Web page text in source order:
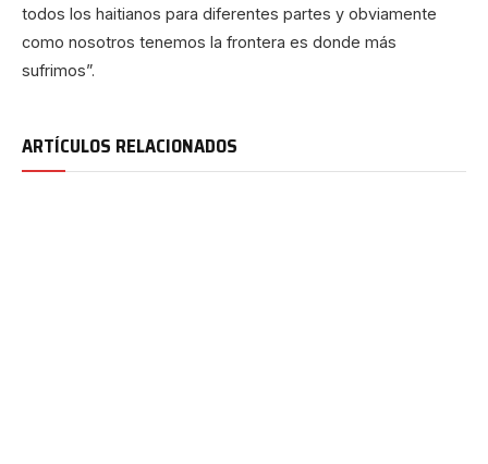
todos los haitianos para diferentes partes y obviamente
como nosotros tenemos la frontera es donde más
sufrimos”.
ARTÍCULOS RELACIONADOS